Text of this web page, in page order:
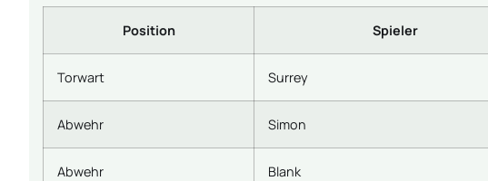
Position Spieler
Torwart Surrey
Abwehr Simon
Abwehr Blank